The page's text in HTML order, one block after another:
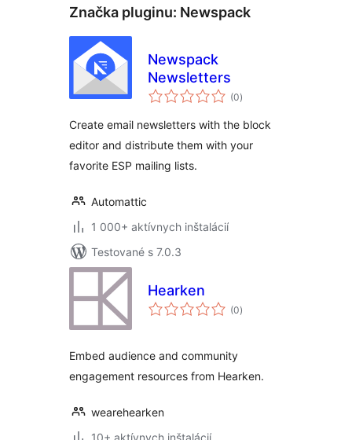
Značka pluginu: Newspack
Newspack
Newsletters
(0celkové
hodnotenie
)
Create email newsletters with the block
editor and distribute them with your
favorite ESP mailing lists.
Automattic
1 000+ aktívnych inštalácií
Testované s 7.0.3
Hearken
(0celkové
hodnotenie
)
Embed audience and community
engagement resources from Hearken.
wearehearken
10+ aktívnych inštalácií